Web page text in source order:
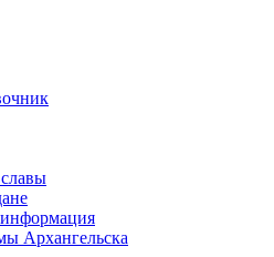
информация
Архангельска